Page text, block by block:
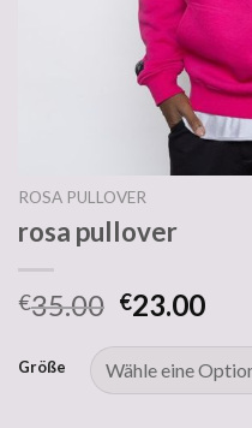
ROSA PULLOVER
rosa pullover
€35.00 €23.00
Größe